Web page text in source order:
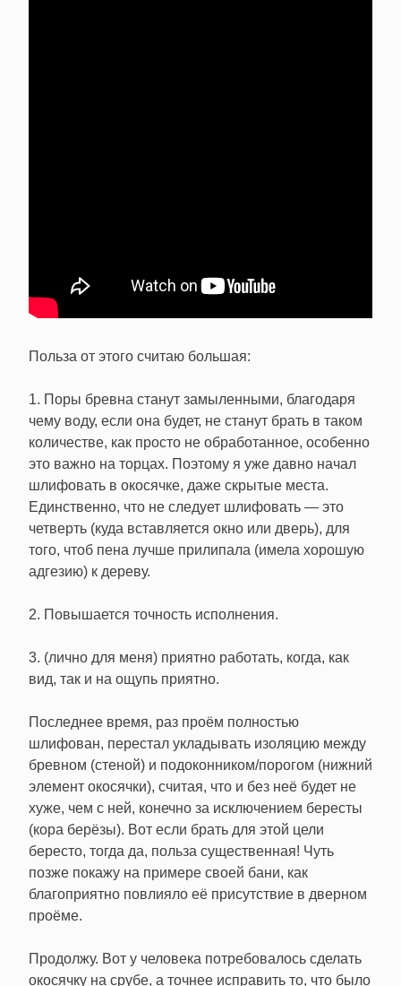
Польза от этого считаю большая:
1. Поры бревна станут замыленными, благодаря
чему воду, если она будет, не станут брать в таком
количестве, как просто не обработанное, особенно
это важно на торцах. Поэтому я уже давно начал
шлифовать в окосячке, даже скрытые места.
Единственно, что не следует шлифовать — это
четверть (куда вставляется окно или дверь), для
того, чтоб пена лучше прилипала (имела хорошую
адгезию) к дереву.
2. Повышается точность исполнения.
3. (лично для меня) приятно работать, когда, как
вид, так и на ощупь приятно.
Последнее время, раз проём полностью
шлифован, перестал укладывать изоляцию между
бревном (стеной) и подоконником/порогом (нижний
элемент окосячки), считая, что и без неё будет не
хуже, чем с ней, конечно за исключением бересты
(кора берёзы). Вот если брать для этой цели
бересто, тогда да, польза существенная! Чуть
позже покажу на примере своей бани, как
благоприятно повлияло её присутствие в дверном
проёме.
Продолжу. Вот у человека потребовалось сделать
окосячку на срубе, а точнее исправить то, что было